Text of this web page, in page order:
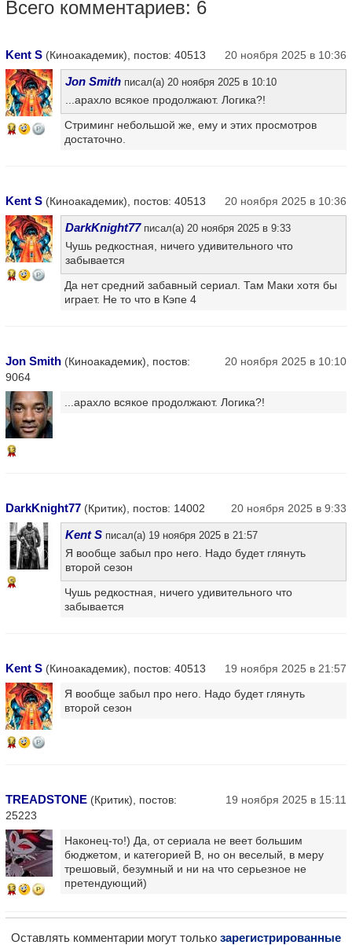
Всего комментариев: 6
Kent S (Киноакадемик), постов: 40513 20 ноября 2025 в 10:36
14
Jon Smith писал(а) 20 ноября 2025 в 10:10
...арахло всякое продолжают. Логика?!
Стриминг небольшой же, ему и этих просмотров
достаточно.
Kent S (Киноакадемик), постов: 40513 20 ноября 2025 в 10:36
14
DarkKnight77писал(а) 20 ноября 2025 в 9:33
Чушь редкостная, ничего удивительного что
забывается
Да нет средний забавный сериал. Там Маки хотя бы
играет. Не то что в Кэпе 4
Jon Smith (Киноакадемик), постов:
9064
20 ноября 2025 в 10:10
13
...арахло всякое продолжают. Логика?!
DarkKnight77 (Критик), постов: 14002 20 ноября 2025 в 9:33
5
Kent S писал(а) 19 ноября 2025 в 21:57
Я вообще забыл про него. Надо будет глянуть
второй сезон
Чушь редкостная, ничего удивительного что
забывается
Kent S (Киноакадемик), постов: 40513 19 ноября 2025 в 21:57
14
Я вообще забыл про него. Надо будет глянуть
второй сезон
TREADSTONE (Критик), постов:
25223
19 ноября 2025 в 15:11
13
Наконец-то!) Да, от сериала не веет большим
бюджетом, и категорией В, но он веселый, в меру
трешовый, безумный и ни на что серьезное не
претендующий)
Оставлять комментарии могут только зарегистрированные